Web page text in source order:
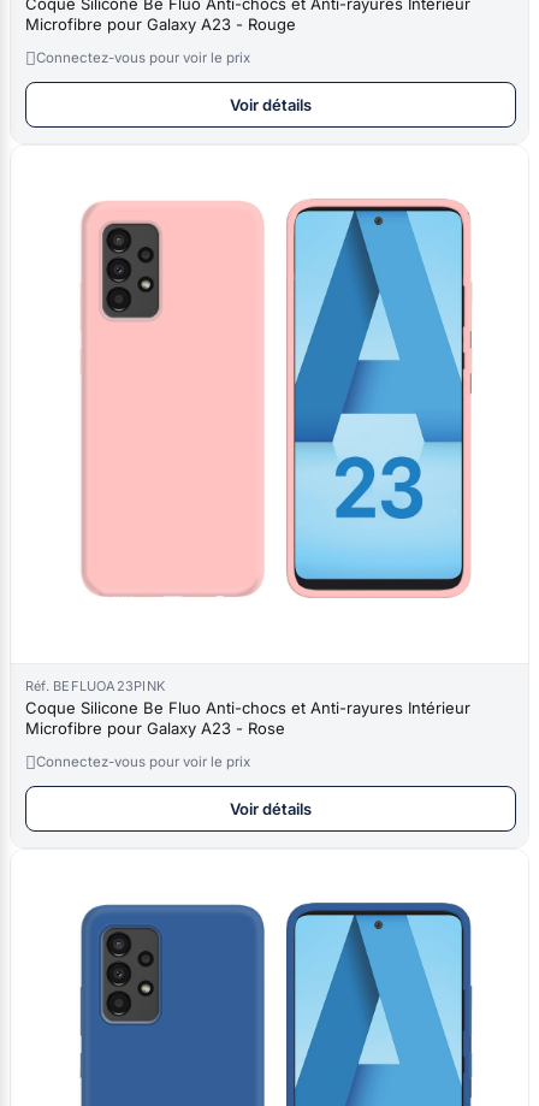
Microfibre pour Galaxy A23 - Rouge
Connectez-vous pour voir le prix
Voir détails
Réf. BEFLUOA23PINK
Coque Silicone Be Fluo Anti-chocs et Anti-rayures Intérieur
Microfibre pour Galaxy A23 - Rose
Connectez-vous pour voir le prix
Voir détails